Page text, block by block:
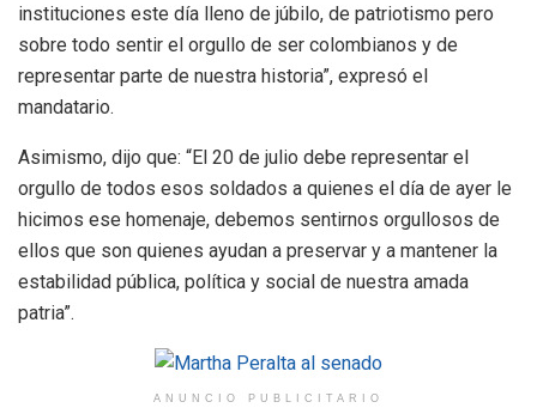
instituciones este día lleno de júbilo, de patriotismo pero
sobre todo sentir el orgullo de ser colombianos y de
representar parte de nuestra historia”, expresó el
mandatario.
Asimismo, dijo que: “El 20 de julio debe representar el
orgullo de todos esos soldados a quienes el día de ayer le
hicimos ese homenaje, debemos sentirnos orgullosos de
ellos que son quienes ayudan a preservar y a mantener la
estabilidad pública, política y social de nuestra amada
patria”.
ANUNCIO PUBLICITARIO